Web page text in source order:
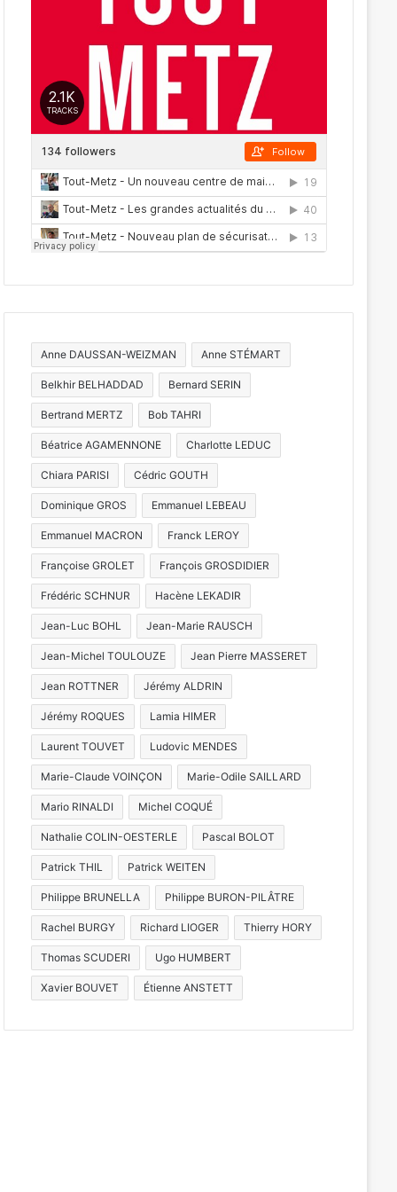
Metz : J-1 avant
2026
Tout-Metz, armée, sports de combat : 7 actus de la semaine à Metz (31 juillet 2026)
7 août 2026
Reconstitution, spectacles et cinéma pour l’édition 2026 de « Ça tombe comme à Gravelotte »
Anne DAUSSAN-WEIZMAN Anne STÉMART
Belkhir BELHADDAD Bernard SERIN
Bertrand MERTZ Bob TAHRI
Béatrice AGAMENNONE Charlotte LEDUC
Chiara PARISI Cédric GOUTH
Dominique GROS Emmanuel LEBEAU
Emmanuel MACRON Franck LEROY
Françoise GROLET François GROSDIDIER
Frédéric SCHNUR Hacène LEKADIR
Jean-Luc BOHL Jean-Marie RAUSCH
Jean-Michel TOULOUZE Jean Pierre MASSERET
Jean ROTTNER Jérémy ALDRIN
Jérémy ROQUES Lamia HIMER
Laurent TOUVET Ludovic MENDES
Marie-Claude VOINÇON Marie-Odile SAILLARD
Mario RINALDI Michel COQUÉ
Nathalie COLIN-OESTERLE Pascal BOLOT
Patrick THIL Patrick WEITEN
Philippe BRUNELLA Philippe BURON-PILÂTRE
Rachel BURGY Richard LIOGER Thierry HORY
Thomas SCUDERI Ugo HUMBERT
Xavier BOUVET Étienne ANSTETT